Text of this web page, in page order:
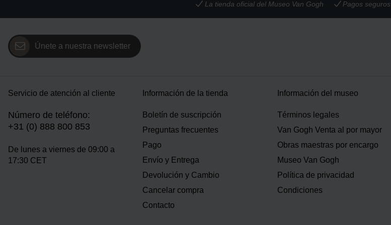
La tienda oficial del Museo Van Gogh Pagos seguros
Únete a nuestra newsletter
Servicio de atención al cliente
Número de teléfono:
+31 (0) 888 800 853
De lunes a viernes de 09:00 a
17:30 CET
Información de la tienda
Boletín de suscripción
Preguntas frecuentes
Pago
Envío y Entrega
Devolución y Cambio
Cancelar compra
Contacto
Información del museo
Términos legales
Van Gogh Venta al por mayor
Obras maestras por encargo
Museo Van Gogh
Política de privacidad
Condiciones